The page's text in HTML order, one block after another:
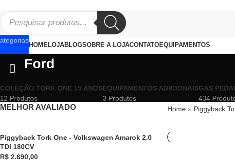
HOMELOJABLOGSOBRE A LOJACONTATOEQUIPAMENTOS
Ford
COLEÇÃO TORK ONE 15 ANOS
12 Produtos
EQUIPAMENTOS ADICIONAIS
3 Produtos
GAS
434
MELHOR AVALIADO
Piggyback Tork One - Volkswagen Amarok 2.0
TDI 180CV
R$ 2.690,00
Home» Piggyback